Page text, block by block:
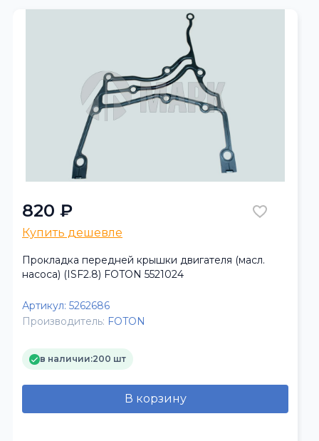
820 ₽
Купить дешевле
Прокладка передней крышки двигателя (масл.
насоса) (ISF2.8) FOTON 5521024
Артикул: 5262686
Производитель: FOTON
в наличии:200 шт
В корзину